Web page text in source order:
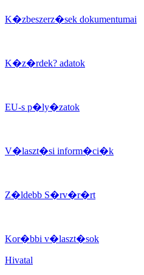
K�zbeszerz�sek dokumentumai
K�z�rdek? adatok
EU-s p�ly�zatok
V�laszt�si inform�ci�k
Z�ldebb S�rv�r�rt
Kor�bbi v�laszt�sok
Hivatal